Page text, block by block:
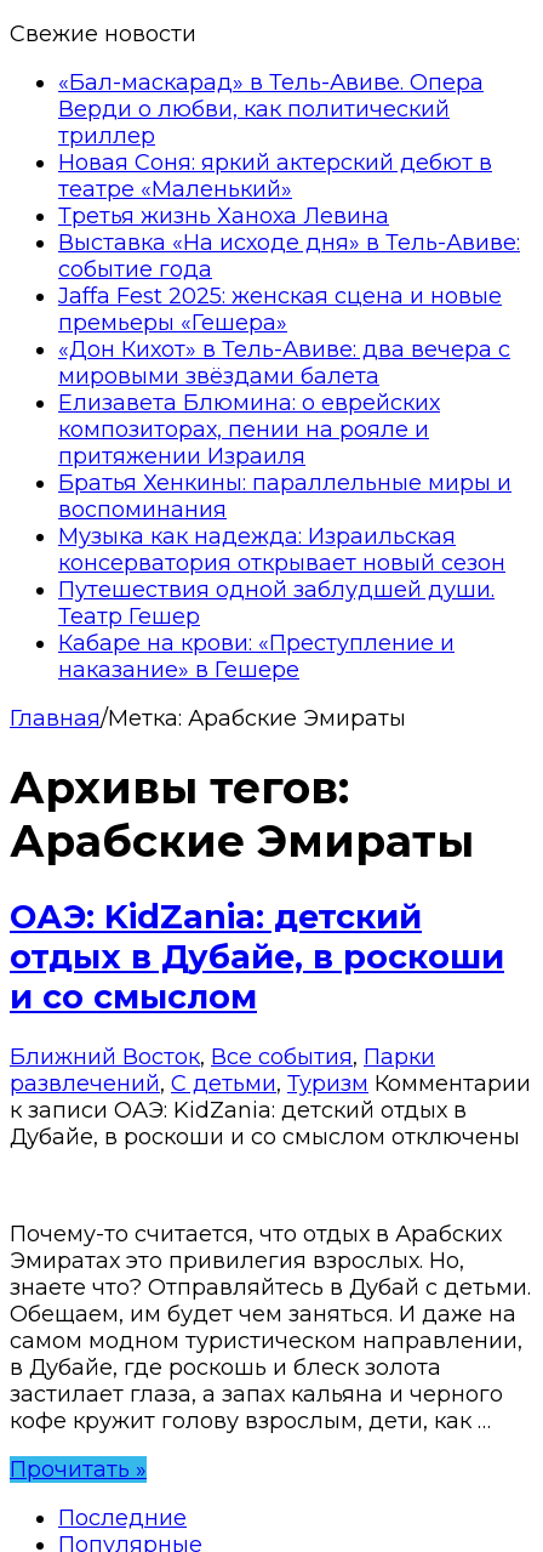
Свежие новости
«Бал-маскарад» в Тель-Авиве. Опера
Верди о любви, как политический
триллер
Новая Соня: яркий актерский дебют в
театре «Маленький»
Третья жизнь Ханоха Левина
Выставка «На исходе дня» в Тель-Авиве:
событие года
Jaffa Fest 2025: женская сцена и новые
премьеры «Гешера»
«Дон Кихот» в Тель-Авиве: два вечера с
мировыми звёздами балета
Елизавета Блюмина: о еврейских
композиторах, пении на рояле и
притяжении Израиля
Братья Хенкины: параллельные миры и
воспоминания
Музыка как надежда: Израильская
консерватория открывает новый сезон
Путешествия одной заблудшей души.
Театр Гешер
Кабаре на крови: «Преступление и
наказание» в Гешере
Главная/Метка: Арабские Эмираты
Архивы тегов:
Арабские Эмираты
ОАЭ: KidZania: детский
отдых в Дубайе, в роскоши
и со смыслом
Ближний Восток, Все события, Парки
развлечений, С детьми, Туризм Комментарии
к записи ОАЭ: KidZania: детский отдых в
Дубайе, в роскоши и со смыслом отключены
Почему-то считается, что отдых в Арабских
Эмиратах это привилегия взрослых. Но,
знаете что? Отправляйтесь в Дубай с детьми.
Обещаем, им будет чем заняться. И даже на
самом модном туристическом направлении,
в Дубайе, где роскошь и блеск золота
застилает глаза, а запах кальяна и черного
кофе кружит голову взрослым, дети, как …
Прочитать »
Последние
Популярные